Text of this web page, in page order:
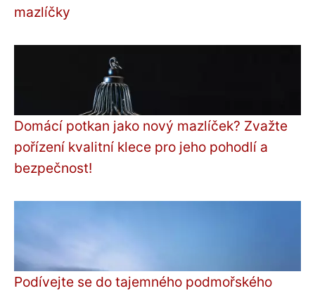
mazlíčky
Domácí potkan jako nový mazlíček? Zvažte
pořízení kvalitní klece pro jeho pohodlí a
bezpečnost!
Podívejte se do tajemného podmořského